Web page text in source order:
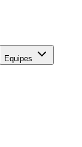
Equipes